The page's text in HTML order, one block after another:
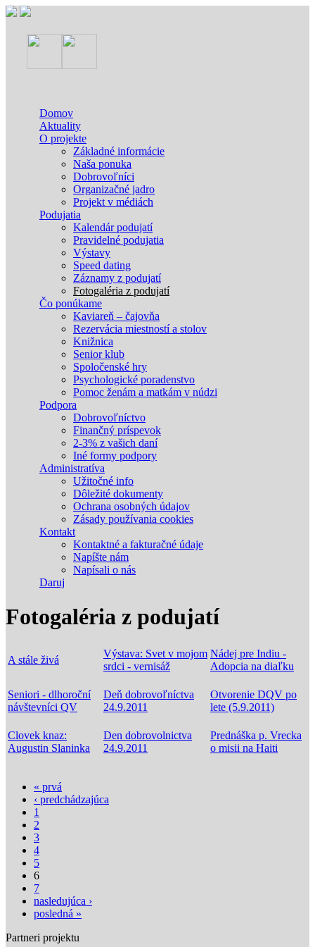
Domov
Aktuality
O projekte
Základné informácie
Naša ponuka
Dobrovoľníci
Organizačné jadro
Projekt v médiách
Podujatia
Kalendár podujatí
Pravidelné podujatia
Výstavy
Speed dating
Záznamy z podujatí
Fotogaléria z podujatí
Čo ponúkame
Kaviareň – čajovňa
Rezervácia miestností a stolov
Knižnica
Senior klub
Spoločenské hry
Psychologické poradenstvo
Pomoc ženám a matkám v núdzi
Podpora
Dobrovoľníctvo
Finančný príspevok
2-3% z vašich daní
Iné formy podpory
Administratíva
Užitočné info
Dôležité dokumenty
Ochrana osobných údajov
Zásady používania cookies
Kontakt
Kontaktné a fakturačné údaje
Napíšte nám
Napísali o nás
Daruj
Fotogaléria z podujatí
A stále živá
Výstava: Svet v mojom
srdci - vernisáž
Nádej pre Indiu -
Adopcia na diaľku
Seniori - dlhoroční
návštevníci QV
Deň dobrovoľníctva
24.9.2011
Otvorenie DQV po
lete (5.9.2011)
Clovek knaz:
Augustin Slaninka
Den dobrovolnictva
24.9.2011
Prednáška p. Vrecka
o misii na Haiti
Stránky
« prvá
‹ predchádzajúca
1
2
3
4
5
6
7
nasledujúca ›
posledná »
Partneri projektu